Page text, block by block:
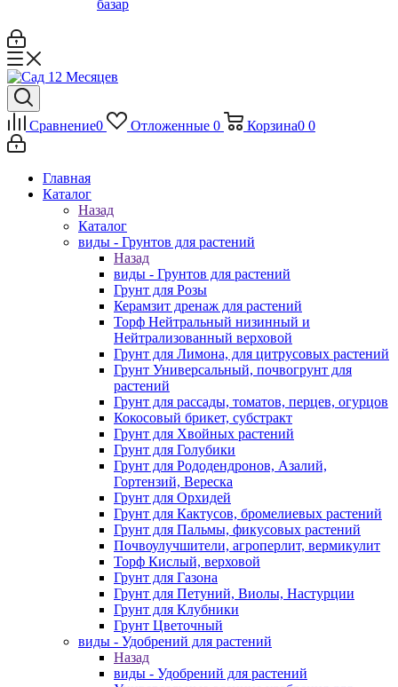
базар
Сравнение0 Отложенные 0 Корзина0 0
Главная
Каталог
Назад
Каталог
виды - Грунтов для растений
Назад
виды - Грунтов для растений
Грунт для Розы
Керамзит дренаж для растений
Торф Нейтральный низинный и
Нейтрализованный верховой
Грунт для Лимона, для цитрусовых растений
Грунт Универсальный, почвогрунт для
растений
Грунт для рассады, томатов, перцев, огурцов
Кокосовый брикет, субстракт
Грунт для Хвойных растений
Грунт для Голубики
Грунт для Рододендронов, Азалий,
Гортензий, Вереска
Грунт для Орхидей
Грунт для Кактусов, бромелиевых растений
Грунт для Пальмы, фикусовых растений
Почвоулучшители, агроперлит, вермикулит
Торф Кислый, верховой
Грунт для Газона
Грунт для Петуний, Виолы, Настурции
Грунт для Клубники
Грунт Цветочный
виды - Удобрений для растений
Назад
виды - Удобрений для растений